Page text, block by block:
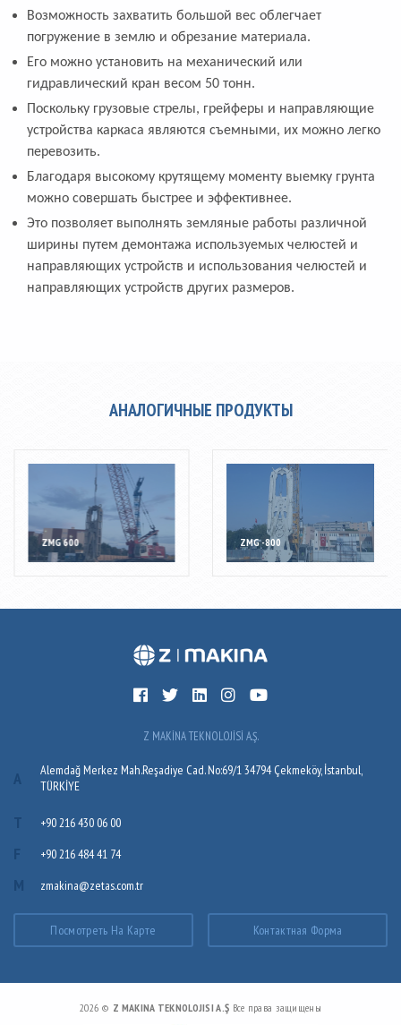
Возможность захватить большой вес облегчает
погружение в землю и обрезание материала.
Его можно установить на механический или
гидравлический кран весом 50 тонн.
Поскольку грузовые стрелы, грейферы и направляющие
устройства каркаса являются съемными, их можно легко
перевозить.
Благодаря высокому крутящему моменту выемку грунта
можно совершать быстрее и эффективнее.
Это позволяет выполнять земляные работы различной
ширины путем демонтажа используемых челюстей и
направляющих устройств и использования челюстей и
направляющих устройств других размеров.
АНАЛОГИЧНЫЕ ПРОДУКТЫ
ZMG 600 ZMG -800
Z MAKİNA TEKNOLOJİSİ A.Ş.
A
Alemdağ Merkez Mah.Reşadiye Cad. No:69/1 34794 Çekmeköy, İstanbul,
TÜRKİYE
T +90 216 430 06 00
F +90 216 484 41 74
M zmakina@zetas.com.tr
Посмотреть На Карте Контактная Форма
2026 © Z MAKINA TEKNOLOJISI A.Ş Все права защищены